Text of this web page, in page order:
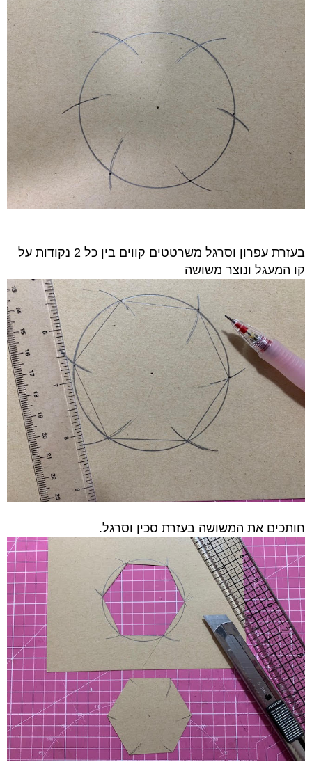
בעזרת עפרון וסרגל משרטטים קווים בין כל 2 נקודות על
קו המעגל ונוצר משושה
חותכים את המשושה בעזרת סכין וסרגל.